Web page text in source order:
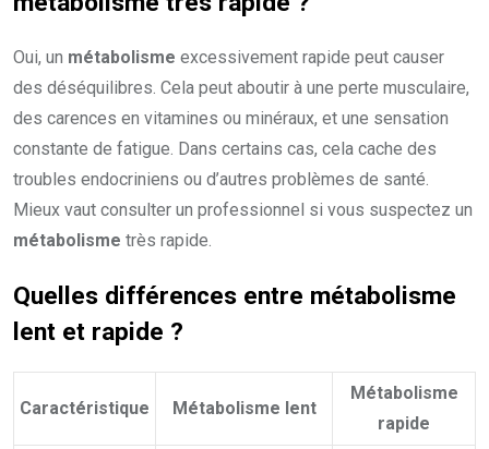
Oui, un métabolisme excessivement rapide peut causer
des déséquilibres. Cela peut aboutir à une perte musculaire,
des carences en vitamines ou minéraux, et une sensation
constante de fatigue. Dans certains cas, cela cache des
troubles endocriniens ou d’autres problèmes de santé.
Mieux vaut consulter un professionnel si vous suspectez un
métabolisme très rapide.
Quelles différences entre métabolisme
lent et rapide ?
Caractéristique Métabolisme lent
Métabolisme
rapide